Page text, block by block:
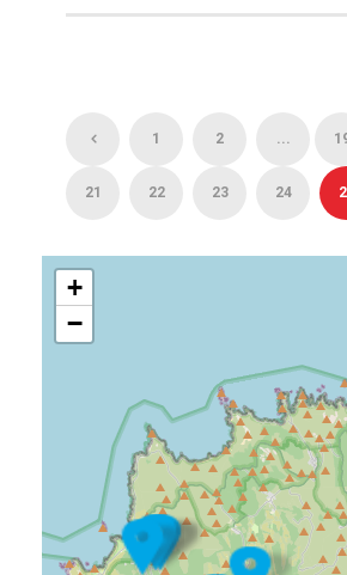
1 2 ...
21 22 23 24
+
−